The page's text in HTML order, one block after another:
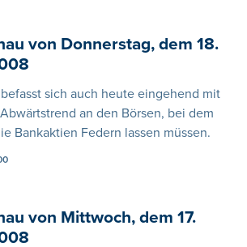
von Donnerstag, dem 18.
sich auch heute eingehend mit
an den Börsen, bei dem
Bankaktien Federn lassen müssen.
von Mittwoch, dem 17.